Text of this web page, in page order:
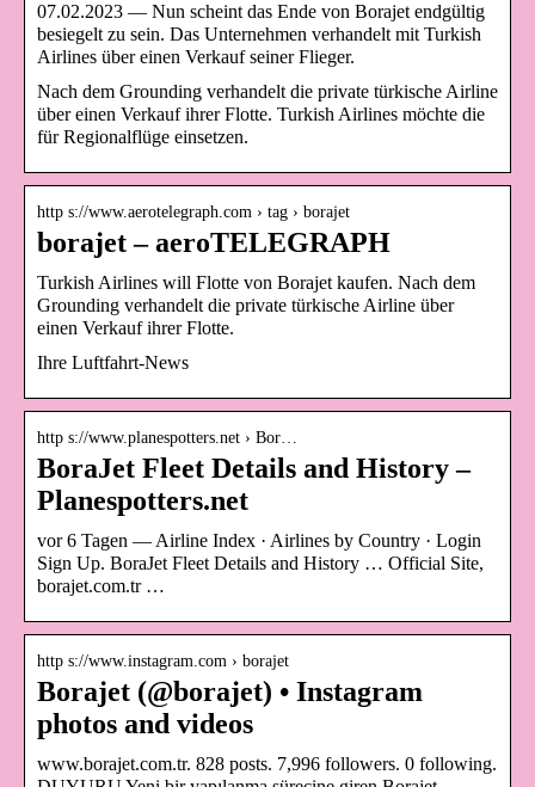
07.02.2023 — Nun scheint das Ende von Borajet endgültig
besiegelt zu sein. Das Unternehmen verhandelt mit Turkish
Airlines über einen Verkauf seiner Flieger.
Nach dem Grounding verhandelt die private türkische Airline
über einen Verkauf ihrer Flotte. Turkish Airlines möchte die
für Regionalflüge einsetzen.
http s://www.aerotelegraph.com › tag › borajet
borajet – aeroTELEGRAPH
Turkish Airlines will Flotte von Borajet kaufen. Nach dem
Grounding verhandelt die private türkische Airline über
einen Verkauf ihrer Flotte.
Ihre Luftfahrt-News
http s://www.planespotters.net › Bor…
BoraJet Fleet Details and History –
Planespotters.net
vor 6 Tagen — Airline Index · Airlines by Country · Login
Sign Up. BoraJet Fleet Details and History … Official Site,
borajet.com.tr …
http s://www.instagram.com › borajet
Borajet (@borajet) • Instagram
photos and videos
www.borajet.com.tr. 828 posts. 7,996 followers. 0 following.